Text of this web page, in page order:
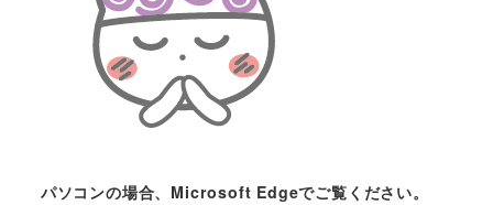
パソコンの場合、Microsoft Edgeでご覧ください。